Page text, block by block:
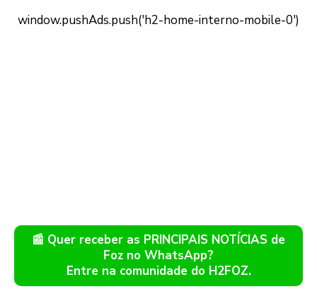
📰 Quer receber as PRINCIPAIS NOTÍCIAS de
Foz no WhatsApp?
Entre na comunidade do H2FOZ.